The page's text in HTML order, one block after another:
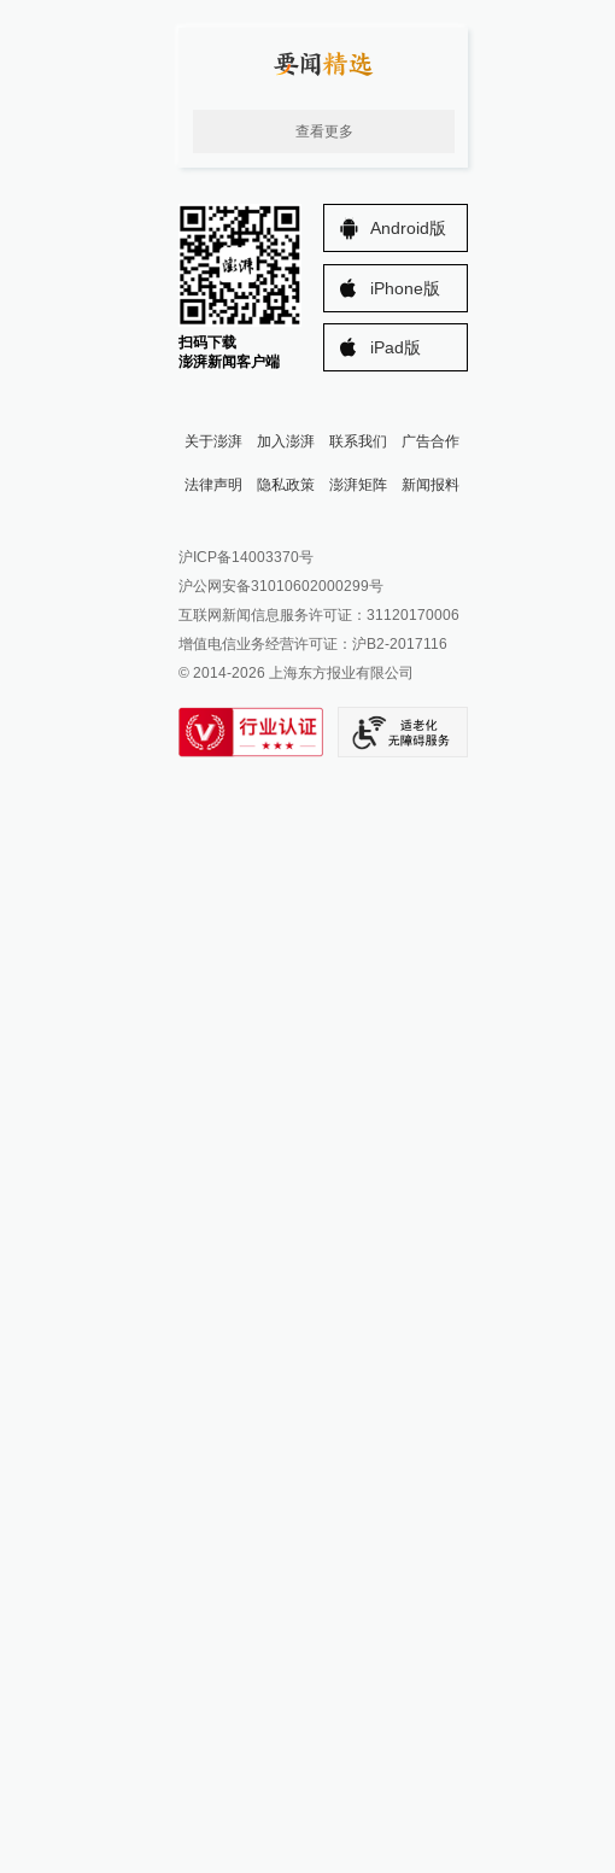
查看更多
扫码下载
澎湃新闻客户端
Android版
iPhone版
iPad版
关于澎湃 加入澎湃 联系我们 广告合作
法律声明 隐私政策 澎湃矩阵
澎湃新闻公众号
澎湃新闻抖音号
派生万物开放平台
IP SHANGHAI
SIXTH TONE
新闻报料
报料邮箱: news@thepaper.cn
沪ICP备14003370号
沪公网安备31010602000299号
互联网新闻信息服务许可证：31120170006
增值电信业务经营许可证：沪B2-2017116
© 2014-2026 上海东方报业有限公司